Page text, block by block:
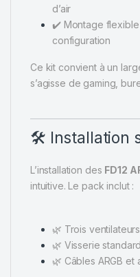
d’air
✔️ Montage
configuration
Ce kit convient à un
s’agisse de gaming,
🛠️ Installation
L’installation des FD12
intuitive. Le pack inclut :
🌿 Trois ventilateurs
🌿 Visserie standard
🌿 Câbles ARGB et